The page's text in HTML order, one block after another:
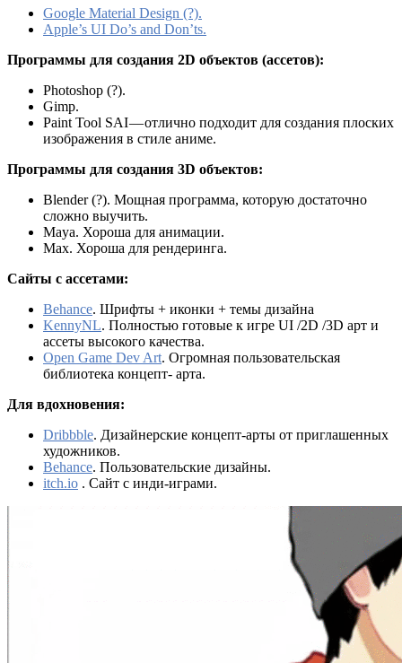
Google Material Design (?).
Apple’s UI Do’s and Don’ts.
Программы для создания 2D объектов (ассетов):
Photoshop (?).
Gimp.
Paint Tool SAI — отлично подходит для создания плоских
изображения в стиле аниме.
Программы для создания 3D объектов:
Blender (?). Мощная программа, которую достаточно
сложно выучить.
Maya. Хороша для анимации.
Max. Хороша для рендеринга.
Сайты с ассетами:
Behance. Шрифты + иконки + темы дизайна
KennyNL. Полностью готовые к игре UI /2D /3D арт и
ассеты высокого качества.
Open Game Dev Art. Огромная пользовательская
библиотека концепт- арта.
Для вдохновения:
Dribbble. Дизайнерские концепт-арты от приглашенных
художников.
Behance. Пользовательские дизайны.
itch.io . Сайт с инди-играми.